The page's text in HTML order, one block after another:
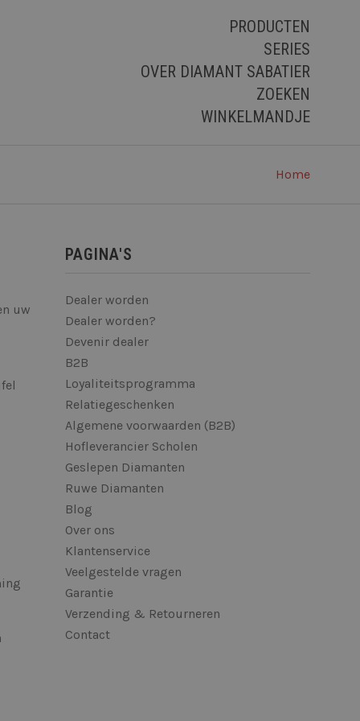
PRODUCTEN
SERIES
OVER DIAMANT SABATIER
ZOEKEN
WINKELMANDJE
Home
PAGINA'S
Dealer worden
Dealer worden?
Devenir dealer
B2B
Loyaliteitsprogramma
Relatiegeschenken
Algemene voorwaarden (B2B)
Hofleverancier Scholen
Geslepen Diamanten
Ruwe Diamanten
Blog
Over ons
Klantenservice
Veelgestelde vragen
Garantie
Verzending & Retourneren
Contact
uw